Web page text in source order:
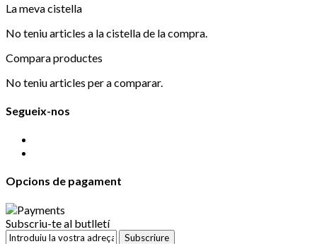
La meva cistella
No teniu articles a la cistella de la compra.
Compara productes
No teniu articles per a comparar.
Segueix-nos
Opcions de pagament
Subscriu-te al butlletí
Subscriure